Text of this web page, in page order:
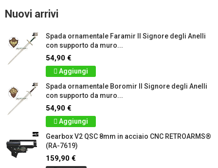
Nuovi arrivi
Spada ornamentale Faramir Il Signore degli Anelli
con supporto da muro...
54,90 €
Aggiungi
Spada ornamentale Boromir Il Signore degli Anelli
con supporto da muro...
54,90 €
Aggiungi
Gearbox V2 QSC 8mm in acciaio CNC RETROARMS®
(RA-7619)
159,90 €